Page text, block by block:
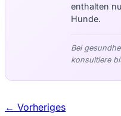
enthalten
Hunde.
Bei
konsultiere
← Vorheriges